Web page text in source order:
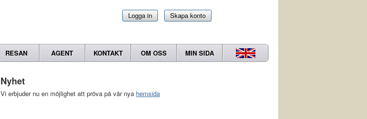
Logga in Skapa konto
RESAN AGENT KONTAKT OM OSS MIN SIDA
Nyhet
Vi erbjuder nu en möjlighet att pröva på vår nya hemsida